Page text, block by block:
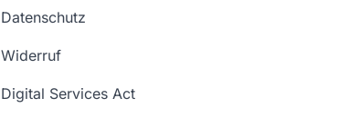
Datenschutz
Widerruf
Digital Services Act